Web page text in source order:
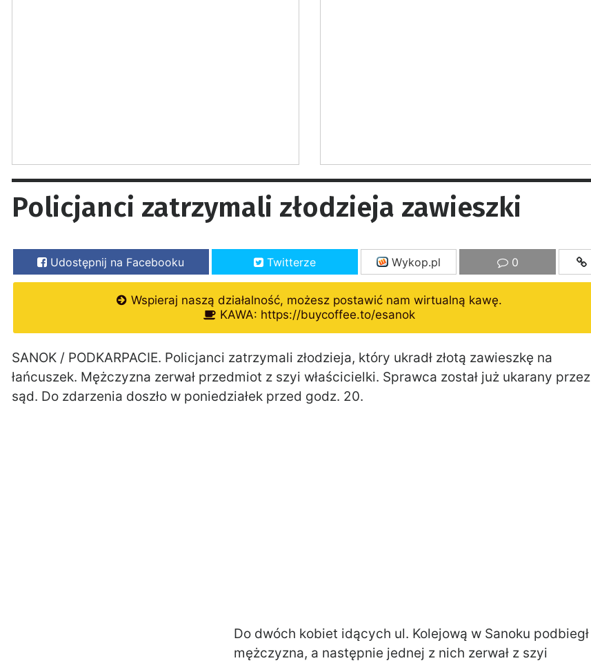
Policjanci zatrzymali złodzieja zawieszki
Udostępnij na Facebooku Twitterze Wykop.pl 0
Wspieraj naszą działalność, możesz postawić nam wirtualną kawę.
KAWA: https://buycoffee.to/esanok
SANOK / PODKARPACIE. Policjanci zatrzymali złodzieja, który ukradł złotą zawieszkę na
łańcuszek. Mężczyzna zerwał przedmiot z szyi właścicielki. Sprawca został już ukarany przez
sąd. Do zdarzenia doszło w poniedziałek przed godz. 20.
Do dwóch kobiet idących ul. Kolejową w Sanoku podbiegł
mężczyzna, a następnie jednej z nich zerwał z szyi